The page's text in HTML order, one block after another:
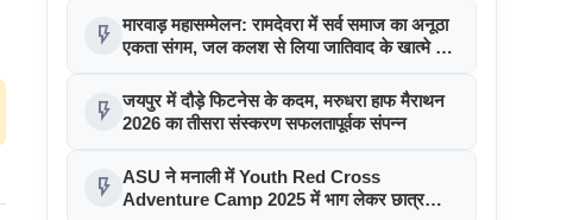
flash_on मारवाड़ महासम्मेलन: रामदेवरा में सर्व समाज का अनूठा
एकता संगम, जल कलश से लिया जातिवाद के खात्मे का
flash_on जयपुर में दौड़े फिटनेस के कदम, मरुधरा हाफ मैराथन
2026 का तीसरा संस्करण सफलतापूर्वक संपन्न
flash_on ASU ने मनाली में Youth Red Cross
Adventure Camp 2025 में भाग लेकर छात्र